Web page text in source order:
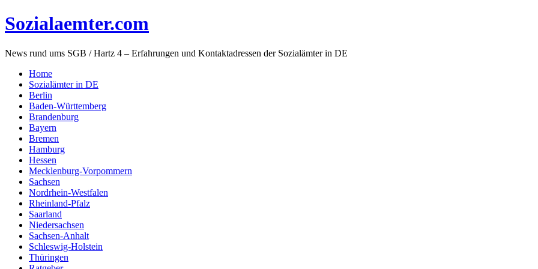
Sozialaemter.com
News rund ums SGB / Hartz 4 – Erfahrungen und Kontaktadressen der Sozialämter in DE
Home
Sozialämter in DE
Berlin
Baden-Württemberg
Brandenburg
Bayern
Bremen
Hamburg
Hessen
Mecklenburg-Vorpommern
Sachsen
Nordrhein-Westfalen
Rheinland-Pfalz
Saarland
Niedersachsen
Sachsen-Anhalt
Schleswig-Holstein
Thüringen